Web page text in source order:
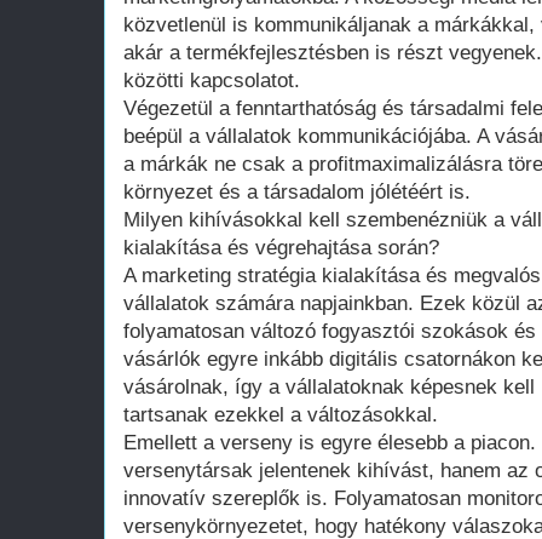
közvetlenül is kommunikáljanak a
akár a termékfejlesztésben is részt
közötti kapcsolatot.
Végezetül a fenntarthatóság és társadalmi
beépül a vállalatok kommunikációjába. A
a márkák ne csak a profitmaximalizálásra
környezet és a társadalom jólétéért is.
Milyen kihívásokkal kell szembenézniük a
kialakítása és végrehajtása során?
A marketing stratégia kialakítása és
vállalatok számára napjainkban. Ezek közül
folyamatosan változó fogyasztói szokások
vásárlók egyre inkább digitális csatornákon
vásárolnak, így a vállalatoknak képesnek
tartsanak ezekkel a változásokkal.
Emellett a verseny is egyre élesebb a
versenytársak jelentenek kihívást, hanem az
innovatív szereplők is. Folyamatosan
versenykörnyezetet, hogy hatékony